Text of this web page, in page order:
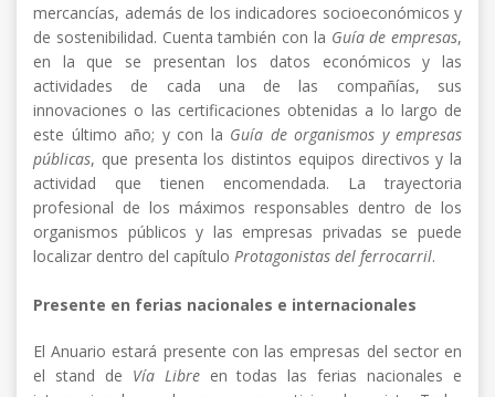
mercancías, además de los indicadores socioeconómicos y
de sostenibilidad. Cuenta también con la Guía de empresas,
en la que se presentan los datos económicos y las
actividades de cada una de las compañías, sus
innovaciones o las certificaciones obtenidas a lo largo de
este último año; y con la Guía de organismos y empresas
públicas, que presenta los distintos equipos directivos y la
actividad que tienen encomendada. La trayectoria
profesional de los máximos responsables dentro de los
organismos públicos y las empresas privadas se puede
localizar dentro del capítulo Protagonistas del ferrocarril.
Presente en ferias nacionales e internacionales
El Anuario estará presente con las empresas del sector en
el stand de Vía Libreen todas las ferias nacionales e